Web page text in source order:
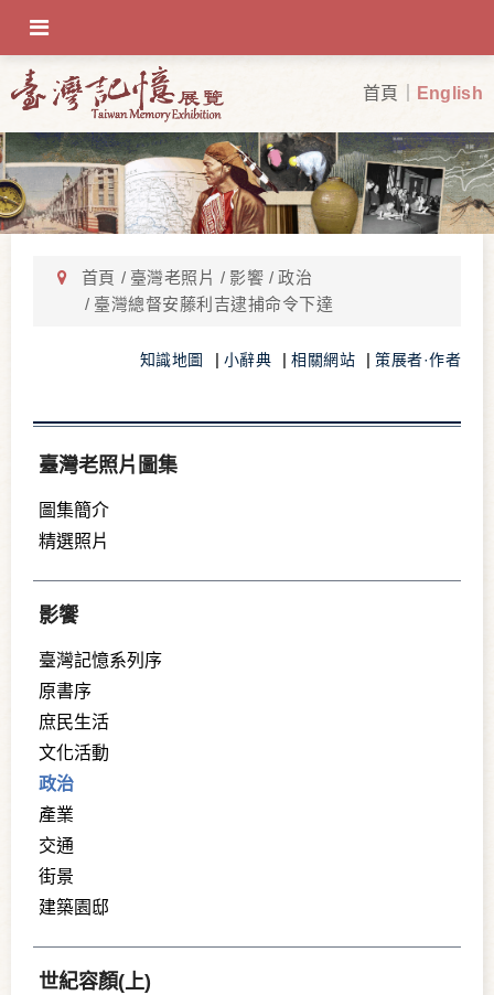
首頁 English
OFF-CANVAS-TOGGLE
首頁 臺灣老照片 影饗
政治
臺灣總督安藤利吉逮捕命令下達
知識地圖 小辭典 相關網站 策展者·作者
臺灣老照片圖集
圖集簡介
精選照片
影饗
臺灣記憶系列序
原書序
庶民生活
文化活動
政治
產業
交通
街景
建築園邸
世紀容顏(上)